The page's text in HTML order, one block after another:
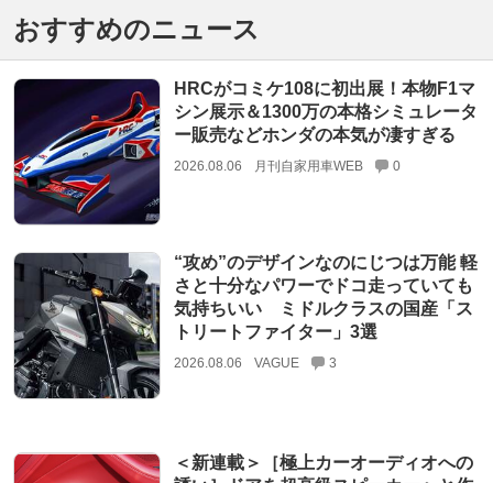
おすすめのニュース
HRCがコミケ108に初出展！本物F1マ
シン展示＆1300万の本格シミュレータ
ー販売などホンダの本気が凄すぎる
2026.08.06 月刊自家用車WEB 0
“攻め”のデザインなのにじつは万能 軽
さと十分なパワーでドコ走っていても
気持ちいい ミドルクラスの国産「ス
トリートファイター」3選
2026.08.06 VAGUE 3
＜新連載＞［極上カーオーディオへの